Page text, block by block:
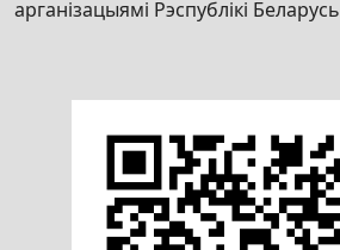
арганізацыямі Рэспублікі Беларусь